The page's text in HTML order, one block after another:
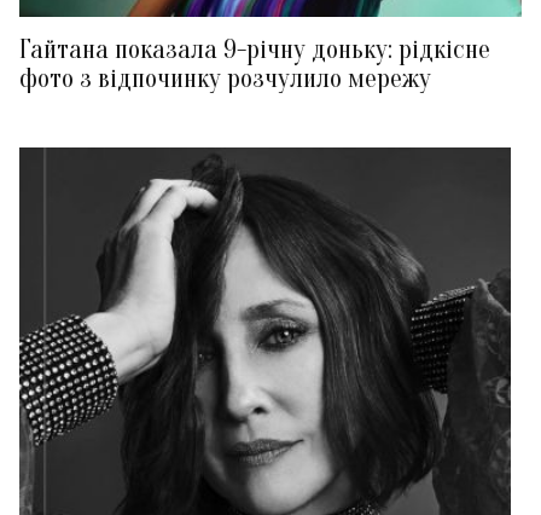
Гайтана показала 9-річну доньку: рідкісне
фото з відпочинку розчулило мережу